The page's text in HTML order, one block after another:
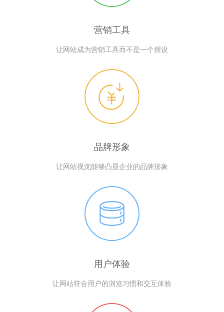
营销工具
让网站成为营销工具而不是一个摆设
品牌形象
让网站视觉能够凸显企业的品牌形象
用户体验
让网站符合用户的浏览习惯和交互体验